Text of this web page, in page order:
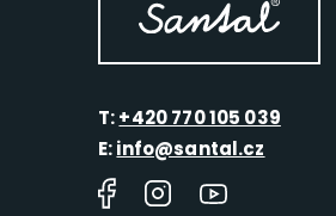
T:+420 770 105 039
E:info@santal.cz